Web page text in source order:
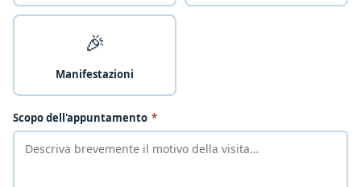
🎉
Manifestazioni
Scopo dell'appuntamento *